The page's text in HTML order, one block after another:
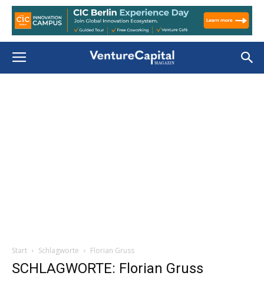
Start Schlagworte Florian Gruss
SCHLAGWORTE: Florian Gruss